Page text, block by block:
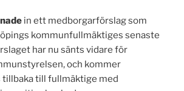
in ett medborgarförslag som
kommunfullmäktiges senaste
har nu sänts vidare för
och kommer
till fullmäktige med